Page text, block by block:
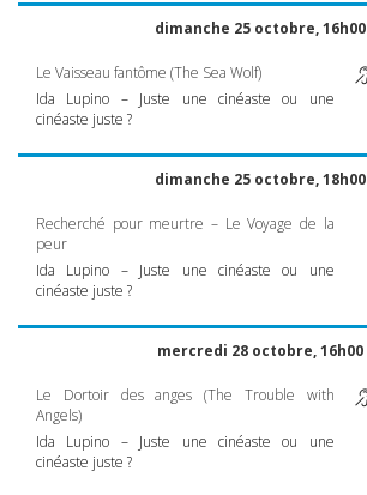
dimanche 25 octobre, 16h00
Le Vaisseau fantôme (The Sea Wolf)
Ida Lupino – Juste une cinéaste ou une
cinéaste juste ?
dimanche 25 octobre, 18h00
Recherché pour meurtre – Le Voyage de la
peur
Ida Lupino – Juste une cinéaste ou une
cinéaste juste ?
mercredi 28 octobre, 16h00
Le Dortoir des anges (The Trouble with
Angels)
Ida Lupino – Juste une cinéaste ou une
cinéaste juste ?